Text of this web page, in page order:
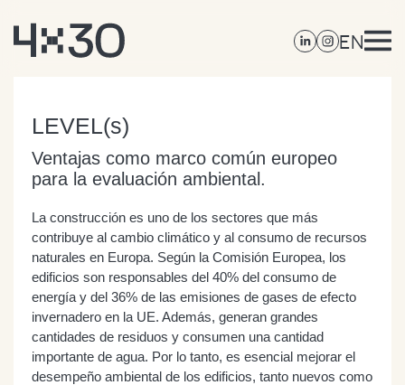
EN
LEVEL(s)
Ventajas como marco común europeo
para la evaluación ambiental.
La construcción es uno de los sectores que más
contribuye al cambio climático y al consumo de recursos
naturales en Europa. Según la Comisión Europea, los
edificios son responsables del 40% del consumo de
energía y del 36% de las emisiones de gases de efecto
invernadero en la UE. Además, generan grandes
cantidades de residuos y consumen una cantidad
importante de agua. Por lo tanto, es esencial mejorar el
desempeño ambiental de los edificios, tanto nuevos como